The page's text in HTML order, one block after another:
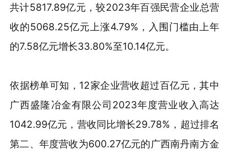
共计5817.89亿元，较2023年百强民营企业总营
收的5068.25亿元上涨4.79%，入围门槛由上年
的7.58亿元增长33.80%至10.14亿元。
依据榜单可知， 12家企业营收超过百亿元，其中
广西盛隆冶金有限公司2023年度营业收入高达
1042.99亿元，营收同比增长29.78%，超过排名
第二、年度营收为600.27亿元的广西南丹南方金